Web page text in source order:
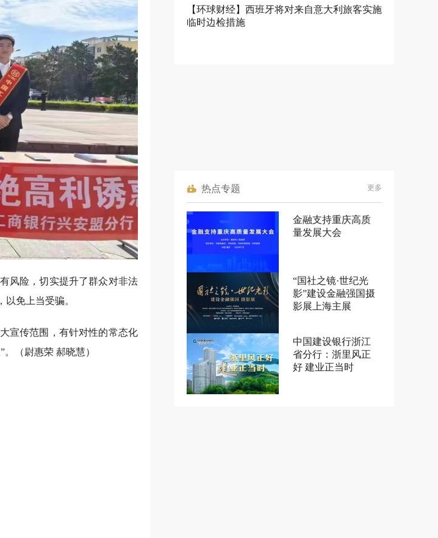
风险，切实提升了群众对非法
免上当受骗。
宣传范围，有针对性的常态化
（尉惠荣 郝晓慧）
【环球财经】西班牙将对来自意大利旅客实施
临时边检措施
热点专题 更多
金融支持重庆高质
量发展大会
“国社之镜·世纪光
影”建设金融强国摄
影展上海主展
中国建设银行浙江
省分行：浙里风正
好 建业正当时